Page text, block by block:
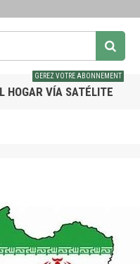
HOGAR VÍA SATÉLITE
GEREZ VOTRE ABONNEMENT